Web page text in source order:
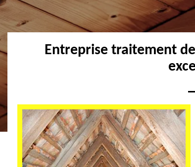
Entreprise traitement